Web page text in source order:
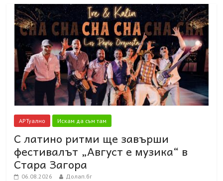
АРТуално Искам да съм там
С латино ритми ще завърши
фестивалът „Август е музика“ в
Стара Загора
06.08.2026 Долап.бг